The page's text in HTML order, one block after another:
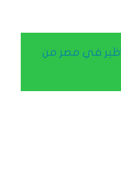
في مصر من